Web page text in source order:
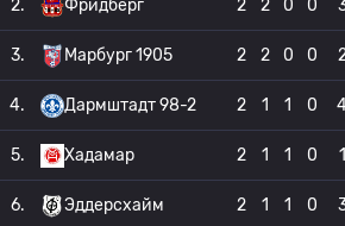
2. Фридберг 2 2 0 0
3. Марбург 1905 2 2 0 0
4. Дармштадт 98-2 2 1 1 0
5. Хадамар 2 1 1 0 1
6. Эддерсхайм 2 1 1 0